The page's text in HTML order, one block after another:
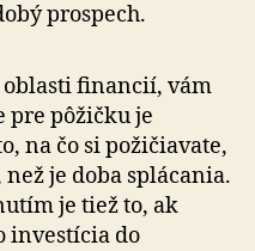
prospech.
oblasti financií, vám
pre pôžičku je
na čo si požičiavate,
je doba splácania.
je tiež to, ak
investícia do